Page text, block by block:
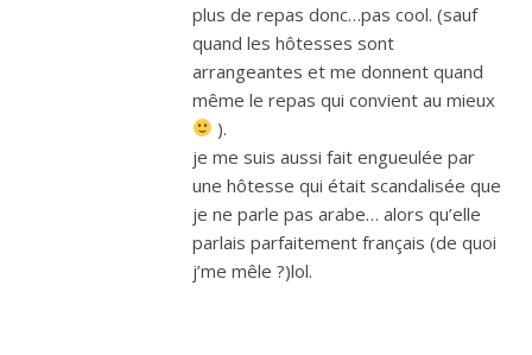
plus de repas donc…pas cool. (sauf
quand les hôtesses sont
arrangeantes et me donnent quand
même le repas qui convient au mieux
).
je me suis aussi fait engueulée par
une hôtesse qui était scandalisée que
je ne parle pas arabe… alors qu’elle
parlais parfaitement français (de quoi
j’me mêle ?)lol.